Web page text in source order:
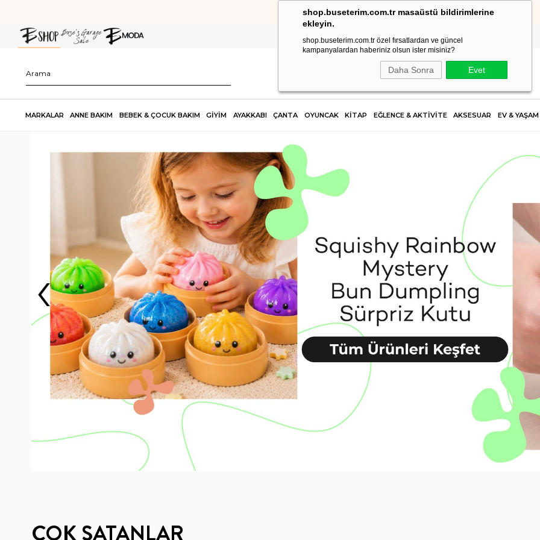
shop.buseterim.com.tr masaüstü bildirimlerine
ekleyin.
shop.buseterim.com.tr özel fırsatlardan ve güncel
kampanyalardan haberiniz olsun ister misiniz?
Daha Sonra Evet
YENİ ÜYELİKLERDE %10 İNDİRİM FIRSATI "NEW10"
MARKALAR ANNE BAKIM BEBEK & ÇOCUK BAKIM GİYİM AYAKKABI ÇANTA OYUNCAK KİTAP EĞLENCE & AKTİVİTE AKSESUAR EV & YAŞAM
‹
ÇOK SATANLAR